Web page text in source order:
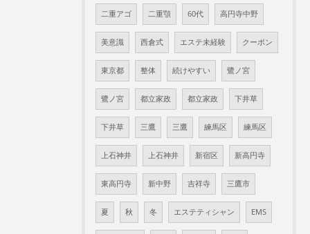
二重アゴ 二重顎 60代 高円寺中野
美意識 西倉式 エステ未経験 クーポン
東京都 整体 続けやすい 鷺ノ宮
鷺ノ宮 都立家政 都立家政 下井草
下井草 三鷹 三鷹 練馬区 練馬区
上石神井 上石神井 新宿区 新高円寺
東高円寺 新中野 吉祥寺 三鷹市
夏 秋 冬 エステティシャン EMS